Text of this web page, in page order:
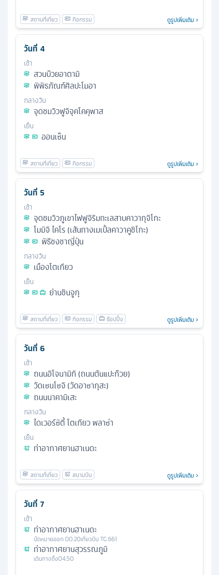
ดูรูปเพิ่มเติม
วันที่ 4
เช้า
สวนบ๊วยอาตามิ
พิพิธภัณฑ์ศิลปะโมอา
กลางวัน
จุดชมวิวฟูจิจุคโคคุพาส
เย็น
ออนเซ็น
ดูรูปเพิ่มเติม
วันที่ 5
เช้า
จุดชมวิวภูเขาไฟฟูจิริมทะเลสาบคาวากุจิโกะ
โมมิจิ ไคโร (เส้นทางเมเปิ้ลคาวาคูชิโกะ)
พิธีชงชาญี่ปุ่น
กลางวัน
เมืองโตเกียว
เย็น
ย่านชินจูกุ
ดูรูปเพิ่มเติม
วันที่ 6
เช้า
ถนนอิโจนามิกิ (ถนนต้นแปะก๊วย)
วัดเซนโซจิ (วัดอาซากุสะ)
ถนนนาคามิเสะ
กลางวัน
ไดเวอร์ซิตี้ โตเกียว พลาซ่า
เย็น
ท่าอากาศยานฮาเนดะ
ดูรูปเพิ่มเติม
วันที่ 7
เช้า
ท่าอากาศยานฮาเนดะ
นัดหมายออก00.20เที่ยวบิน TG 661
ท่าอากาศยานสุวรรณภูมิ
เดินทางถึง04.50